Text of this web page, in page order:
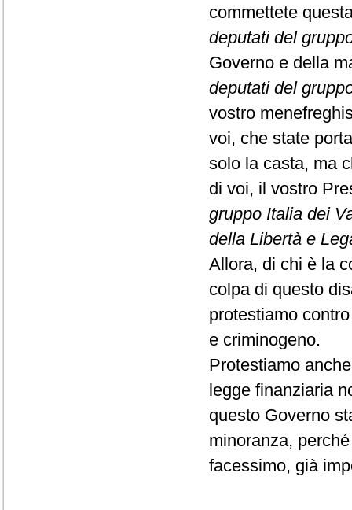
commettete
deputati del
Governo e della
deputati del
vostro
voi, che state
solo la casta, ma
di voi, il vostro
gruppo Italia dei
della Libertà e
Allora, di chi è la
colpa di questo
protestiamo
e criminogeno.
Protestiamo
legge finanziaria
questo Governo
minoranza,
facessimo, già